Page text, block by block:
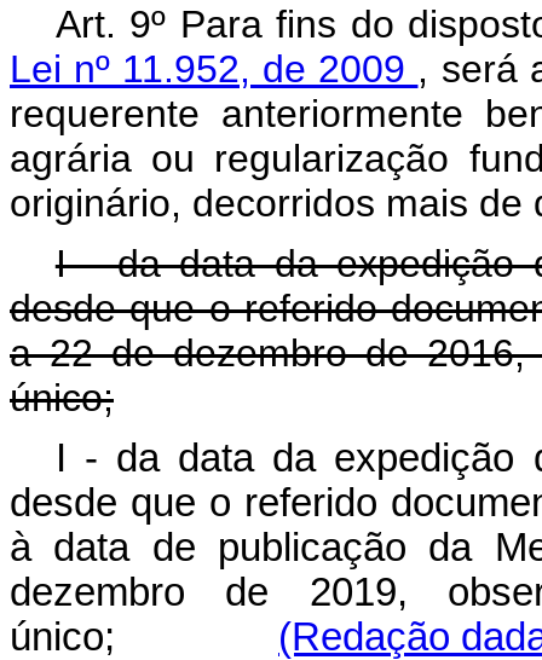
Art. 9º Para fins do
Lei nº 11.952, de 2009 , será
requerente anteriormente
agrária ou regularização
originário, decorridos mais de
I - da data da expedição
desde que o referido
a 22 de dezembro de 2016,
único;
I - da data da expedição
desde que o referido
à data de publicação da
dezembro de 2019,
único; (Redação